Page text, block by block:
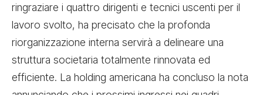
ringraziare i quattro dirigenti e tecnici uscenti per il
lavoro svolto, ha precisato che la profonda
riorganizzazione interna servirà a delineare una
struttura societaria totalmente rinnovata ed
efficiente. La holding americana ha concluso la nota